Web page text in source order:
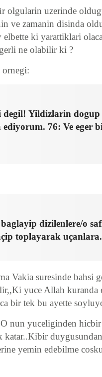
olgularin uzerinde
ve zamanin disinda
elbette ki yarattiklari
ne olabilir ki ?
ornegi:
degil! Yildizlarin
76: Ve eger
baglayip dizilenlere/o
toplayarak uçanlara.
Vakia suresinde bahsi
yuce Allah
bir tek bu ayette
yuceliginden hicbir
katar..Kibir
yemin edebilme